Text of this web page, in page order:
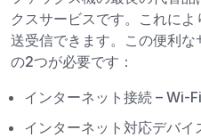
クスサービスです。これに
送受信できます。この便利
の2つが必要です：
インターネット接続 – Wi-
インターネット対応デバイ